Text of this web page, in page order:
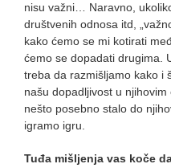
nisu važni… Naravno,
društvenih odnosa itd,
kako ćemo se mi kotirati
ćemo se dopadati drugima.
treba da razmišljamo kako i
našu dopadljivost u
nešto posebno stalo do
igramo igru.
Tuđa mišljenja vas koče